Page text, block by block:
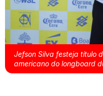
Jefson Silva festeja título
americano do longboard